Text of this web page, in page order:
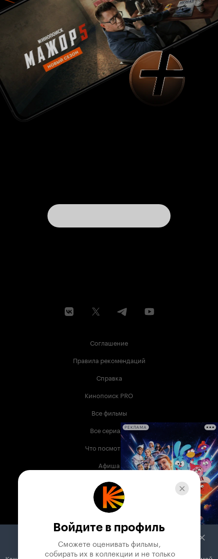
Соглашение
Правила рекомендаций
Справка
Кинопоиск PRO
Все фильмы
Все сериалы
Что посмотреть
Афиша
Музыка
Телепрограмма
Служба поддержки
РЕКЛАМА
Войдите в профиль
Сможете оценивать фильмы,
собирать их в коллекции и не только